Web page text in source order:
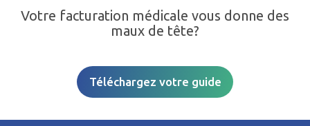
Votre facturation médicale vous donne des
maux de tête?
Téléchargez votre guide